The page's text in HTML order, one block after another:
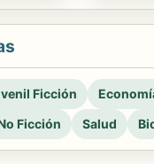
Ficción
Ficción
Salud